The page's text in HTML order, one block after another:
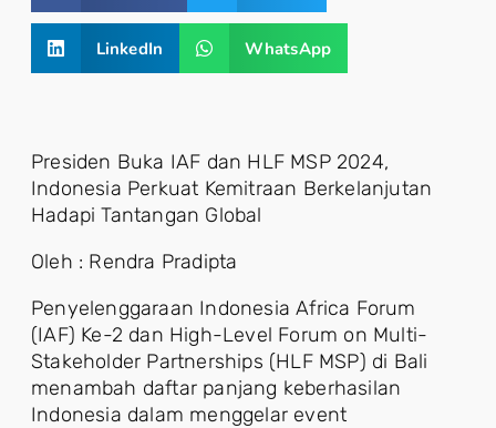
LinkedIn WhatsApp
Presiden Buka IAF dan HLF MSP 2024,
Indonesia Perkuat Kemitraan Berkelanjutan
Hadapi Tantangan Global
Oleh : Rendra Pradipta
Penyelenggaraan Indonesia Africa Forum
(IAF) Ke-2 dan High-Level Forum on Multi-
Stakeholder Partnerships (HLF MSP) di Bali
menambah daftar panjang keberhasilan
Indonesia dalam menggelar event